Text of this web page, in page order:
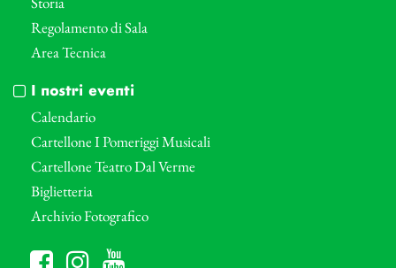
Regolamento di Sala
Area Tecnica
I nostri eventi
Calendario
Cartellone I Pomeriggi Musicali
Cartellone Teatro Dal Verme
Biglietteria
Archivio Fotografico